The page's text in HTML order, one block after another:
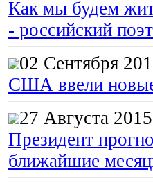
Как мы будем
- российский
02 Сентября
США ввели
27 Августа 2015
Президент
ближайшие